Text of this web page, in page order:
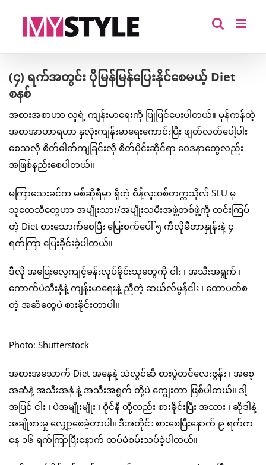
(၄) ရက်အတွင်း ပိုမြန်မြန်ပြေးနိုင်စေမယ့် Diet
စနစ်
အစားအစာဟာ လူရဲ့ ကျန်းမာရေးကို ပြုပြင်ပေးပါတယ်။ မှန်ကန်တဲ့
အစာအာဟာရဟာ နှလုံးကျန်းမာရေးကောင်းပြီး ဖျတ်လတ်ပေါ့ပါး
စေသလို စိတ်ဓါတ်ကျခြင်းလို စိတ်ပိုင်းဆိုင်ရာ ဝေဒနာတွေလည်း
အဖြစ်နည်းစေပါတယ်။
မကြာသေးခင်က မစ်ဆိုရီမှာ ရှိတဲ့ စိန့်လူးဝစ်တက္ကသိုလ် SLU မှ
သုတေသီတွေဟာ အမျိုးသား/အမျိုးသမီးအဖွဲ့တစ်ဖွဲ့ကို တင်းကြပ်
တဲ့ Diet စားသောက်စေပြီး ပြေးစက်ပေါ် ၅ ကီလိုမီတာနှုန်းနဲ့ ၄
ရက်ကြာ ပြေးခိုင်းခဲ့ပါတယ်။
ဒီလို အပြေးလေ့ကျင့်ခန်းလုပ်ခိုင်းသူတွေကို ငါး ၊ အသီးအရွက် ၊
ကောက်ပဲသီးနှံနဲ့ ကျန်းမာရေးနဲ့ ညီတဲ့ ဆယ်လ်မွန်ငါး ၊ ထောပတ်စ
တဲ့ အဆီတွေပဲ စားခိုင်းတာပါ။
Photo: Shutterstock
အစားအသောက် Diet အနေနဲ့ သံလွင်ဆီ စားပွဲတင်လေးဇွန်း ၊ အစေ့
အဆံနဲ့ အသီးအနှံ နဲ့ အသီးအရွက် တို့ပဲ ကျွေးတာ ဖြစ်ပါတယ်။ ဒါ့
အပြင် ငါး ၊ ပဲအမျိုးမျိုး ၊ ဝိုင်နီ တို့လည်း စားခိုင်းပြီး အသား ၊ ဆိုဒါနဲ့
အချိုစားမှု လျှော့စေခဲ့တာပါ။ ဒီအတိုင်း စားစေပြီးနောက် ၉ ရက်က
နေ ၁၆ ရက်ကြာပြီးနောက် ထပ်မံစမ်းသပ်ခဲ့ပါတယ်။